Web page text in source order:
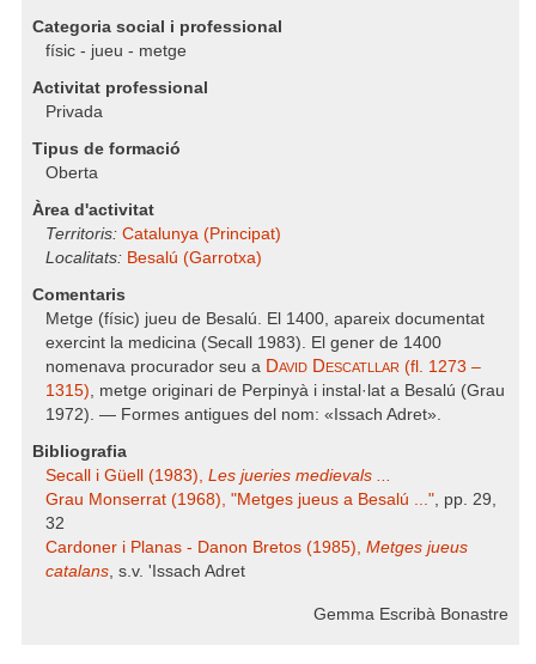
Categoria social i professional
físic - jueu - metge
Activitat professional
Privada
Tipus de formació
Oberta
Àrea d'activitat
Territoris: Catalunya (Principat)
Localitats: Besalú (Garrotxa)
Comentaris
Metge (físic) jueu de Besalú. El 1400, apareix documentat
exercint la medicina (Secall 1983). El gener de 1400
nomenava procurador seu a David Descatllar (fl. 1273 –
1315), metge originari de Perpinyà i instal·lat a Besalú (Grau
1972). — Formes antigues del nom: «Issach Adret».
Bibliografia
Secall i Güell (1983), Les jueries medievals ...
Grau Monserrat (1968), "Metges jueus a Besalú ...", pp. 29,
32
Cardoner i Planas - Danon Bretos (1985), Metges jueus
catalans, s.v. 'Issach Adret
Gemma Escribà Bonastre